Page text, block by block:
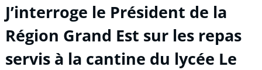
J’interroge le Président de la
Région Grand Est sur les repas
servis à la cantine du lycée Le